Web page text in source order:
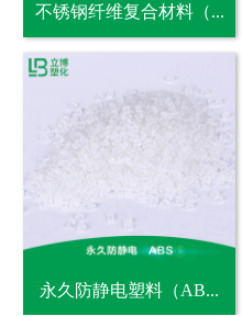
不锈钢纤维复合材料（...
永久防静电塑料（AB...